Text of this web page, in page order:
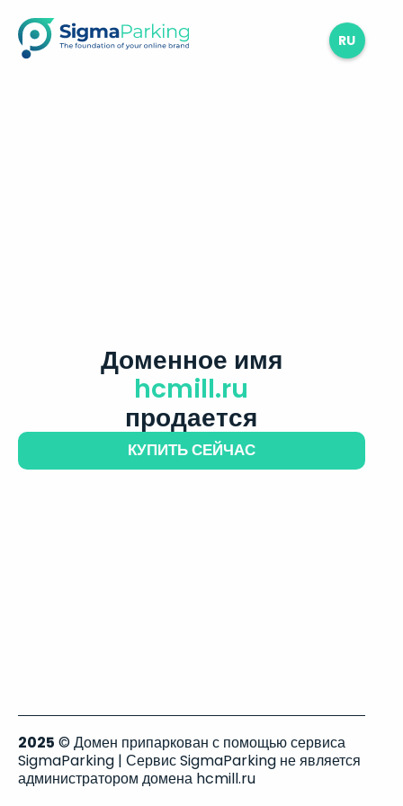
RU
Доменное имя
hcmill.ru
продается
КУПИТЬ СЕЙЧАС
2025 © Домен припаркован с помощью сервиса
SigmaParking | Сервис SigmaParking не является
администратором домена hcmill.ru